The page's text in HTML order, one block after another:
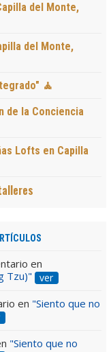
del Monte,
del Monte,
🧘
de la Conciencia
Lofts en Capilla
en
Tzu)"
ver
en "Siento que no
"Siento que no